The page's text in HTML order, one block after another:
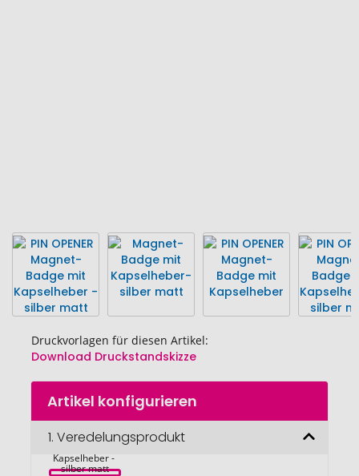
Druckvorlagen für diesen Artikel:
Download Druckstandskizze
Zum
Anfang
Bildgalerie
springen
Artikel konfigurieren
1. Veredelungsprodukt
Magnet-Badge
Kapselheber -
silber matt